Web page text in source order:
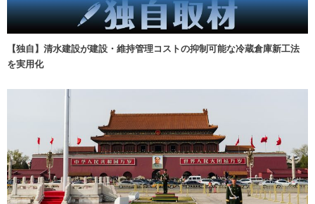
【独自】清水建設が建設・維持管理コストの抑制可能な冷蔵倉庫新工法
を実用化